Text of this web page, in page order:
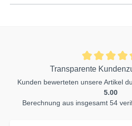
Transparente
Kunden bewerteten unsere Artikel
5.00
Berechnung aus insgesamt 54